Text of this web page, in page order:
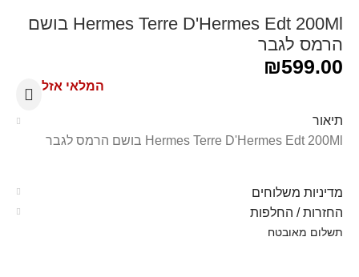
Hermes Terre D'Hermes Edt 200Ml בושם
הרמס לגבר
₪599.00
המלאי אזל
תיאור
Hermes Terre D'Hermes Edt 200Ml בושם הרמס לגבר
מדיניות משלוחים
החזרות / החלפות
תשלום מאובטח